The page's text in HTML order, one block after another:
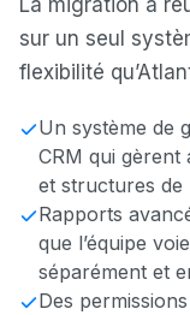
La migration a
sur un seul
flexibilité
Un système de
CRM qui gèrent
et structures de
Rapports
que l’équipe
séparément et
Des